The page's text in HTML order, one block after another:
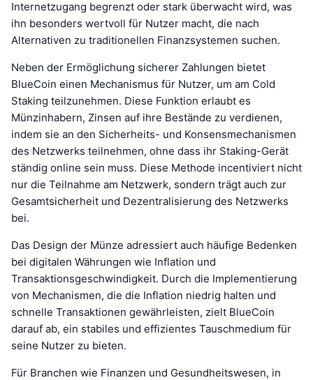
Internetzugang begrenzt oder stark überwacht wird, was
ihn besonders wertvoll für Nutzer macht, die nach
Alternativen zu traditionellen Finanzsystemen suchen.
Neben der Ermöglichung sicherer Zahlungen bietet
BlueCoin einen Mechanismus für Nutzer, um am Cold
Staking teilzunehmen. Diese Funktion erlaubt es
Münzinhabern, Zinsen auf ihre Bestände zu verdienen,
indem sie an den Sicherheits- und Konsensmechanismen
des Netzwerks teilnehmen, ohne dass ihr Staking-Gerät
ständig online sein muss. Diese Methode incentiviert nicht
nur die Teilnahme am Netzwerk, sondern trägt auch zur
Gesamtsicherheit und Dezentralisierung des Netzwerks
bei.
Das Design der Münze adressiert auch häufige Bedenken
bei digitalen Währungen wie Inflation und
Transaktionsgeschwindigkeit. Durch die Implementierung
von Mechanismen, die die Inflation niedrig halten und
schnelle Transaktionen gewährleisten, zielt BlueCoin
darauf ab, ein stabiles und effizientes Tauschmedium für
seine Nutzer zu bieten.
Für Branchen wie Finanzen und Gesundheitswesen, in